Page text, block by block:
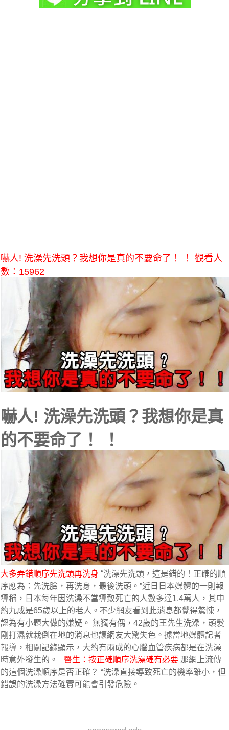
嚇人! 洗澡先洗頭？我想你是真的不要命了！ ！ 觀看人
數：15962
嚇人! 洗澡先洗頭？我想你是真
的不要命了！ ！
大多弄錯順序先洗頭再洗身 “洗澡先洗頭，這是錯的！正確的順
序應為：先洗臉，再洗身，最後洗頭。”近日日本媒體的一則報
導稱，日本每年因洗澡不當導致死亡的人數多達1.4萬人，其中
約九成是65歲以上的老人。不少網友看到此消息都覺得驚悚，
認為有小題大做的嫌疑。 無獨有偶，42歲的王先生洗澡，頭髮
剛打濕就栽倒在地的消息也讓網友大驚失色。據當地媒體記者
報導，相關記錄顯示，大約有兩成的心腦血管疾病都是在洗澡
時意外發生的。 醫生：按正確順序洗澡確有必要 那網上流傳
的這個洗澡順序是否正確？ “洗澡直接導致死亡的機率雖小，但
錯誤的洗澡方法確實可能會引發危險。